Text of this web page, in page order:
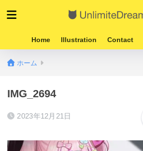
Home Illustration Contact
ホーム
IMG_2694
2023年12月21日